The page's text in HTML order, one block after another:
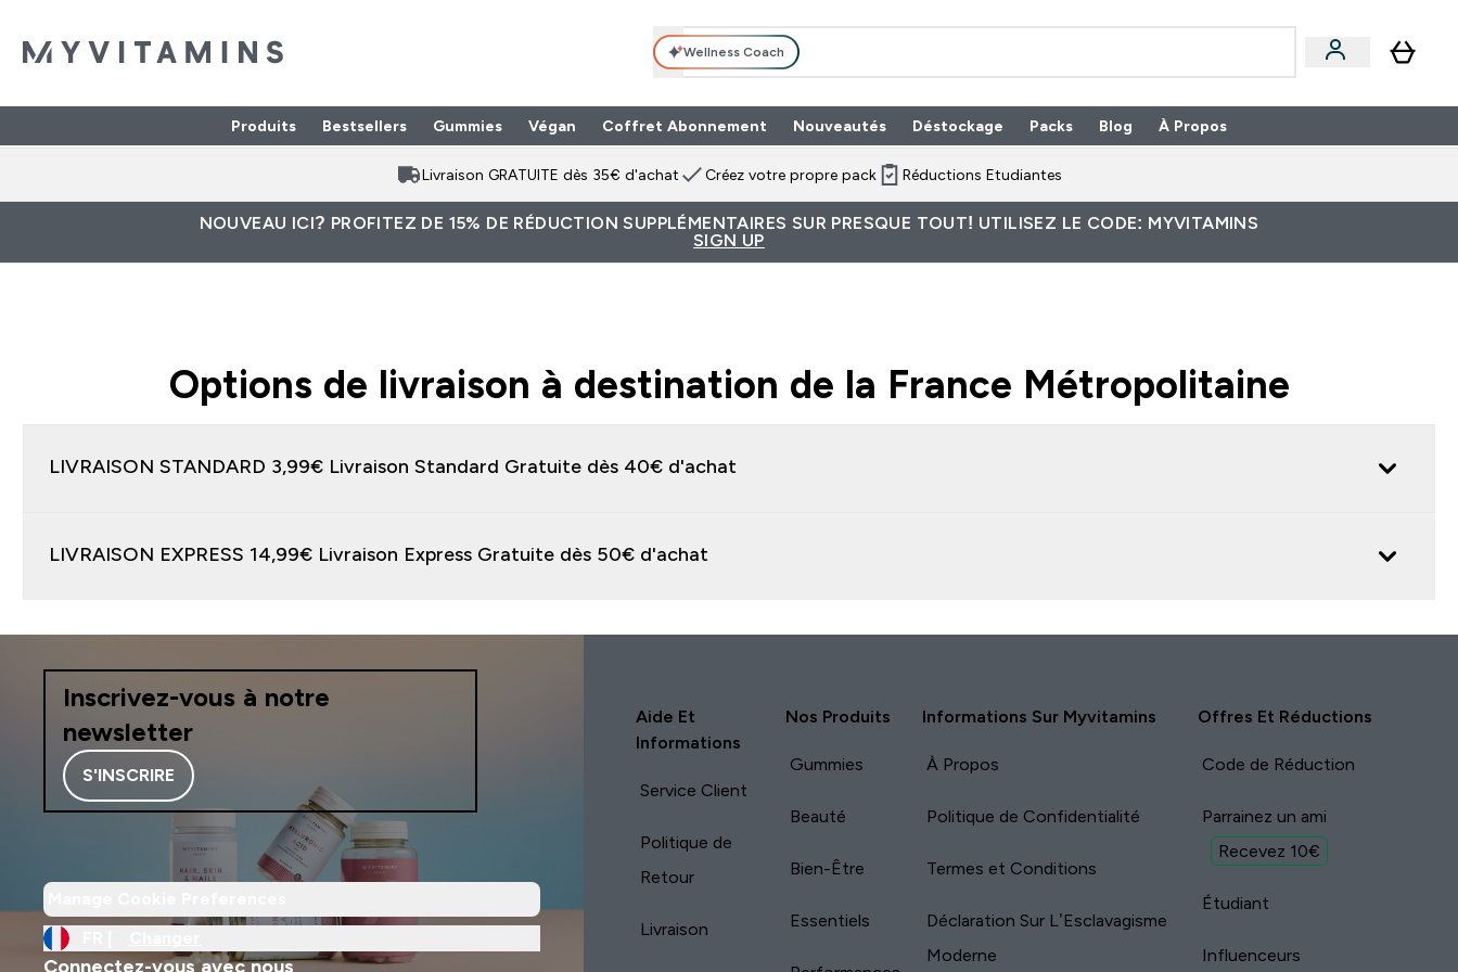
Wellness Coach
Produits Enter Produits submenu
Bestsellers Gummies Végan Coffret Abonnement Nouveautés Déstockage Packs Enter Packs submenu
Blog À Propos
Livraison GRATUITE dès 35€ d'achat Créez votre propre pack Réductions Etudiantes
NOUVEAU ICI? PROFITEZ DE 15% DE RÉDUCTION SUPPLÉMENTAIRES SUR PRESQUE TOUT! UTILISEZ LE CODE: MYVITAMINS
SIGN UP
Options de livraison à destination de la France Métropolitaine
LIVRAISON STANDARD 3,99€ Livraison Standard Gratuite dès 40€ d'achat
LIVRAISON EXPRESS 14,99€ Livraison Express Gratuite dès 50€ d'achat
Inscrivez-vous à notre
newsletter
S'INSCRIRE
Connectez-vous avec nous
Aide Et
Informations
Service Client
Politique de
Retour
Livraison
Nos Produits
Gummies
Beauté
Bien-Être
Essentiels
Informations Sur Myvitamins
À Propos
Politique de Confidentialité
Termes et Conditions
Déclaration Sur L’Esclavagisme
Moderne
Offres Et Réductions
Code de Réduction
Parrainez un ami
Recevez 10€
Étudiant
Influenceurs